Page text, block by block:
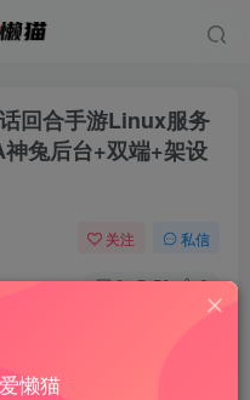
回合手游Linux服务
兔后台+双端+架设
关注 私信
0 50 6
懒猫